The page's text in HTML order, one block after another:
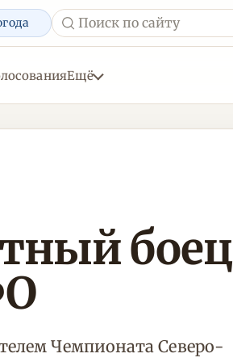
Ещё
боец
Чемпионата Северо-